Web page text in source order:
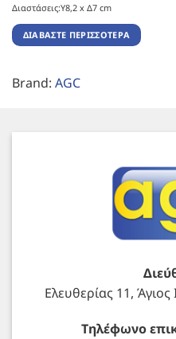
Διαστάσεις:Υ8,2 x Δ7 cm
ΔΙΑΒΆΣΤΕ ΠΕΡΙΣΣΌΤΕΡΑ
Brand: AGC
Ελευθερίας 11,
Τηλέφωνο